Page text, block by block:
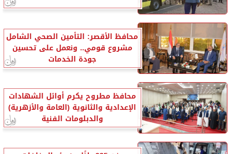
محافظ الأقصر: التأمين الصحي الشامل
مشروع قومي.. ونعمل على تحسين
جودة الخدمات
محافظ مطروح يكرم أوائل الشهادات
الإعدادية والثانوية (العامة والأزهرية)
والدبلومات الفنية